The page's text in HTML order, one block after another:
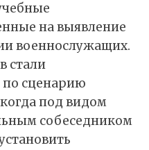
на выявление
военнослужащих.
стали
сценарию
под видом
собеседником